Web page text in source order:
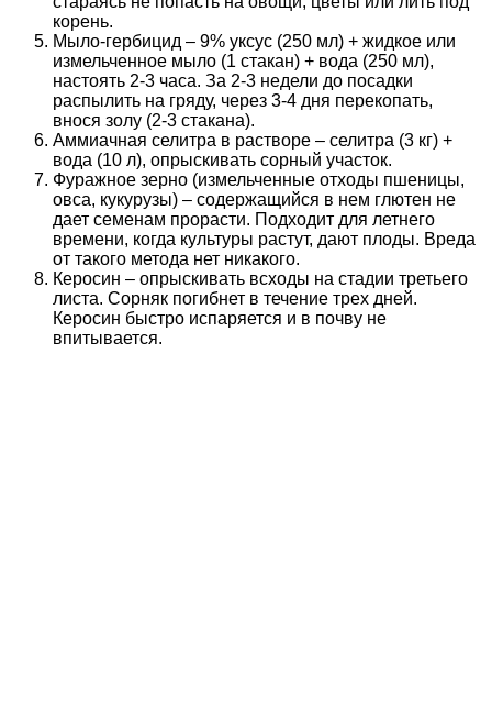
корень.
Мыло-гербицид – 9% уксус (250 мл) + жидкое или
измельченное мыло (1 стакан) + вода (250 мл),
настоять 2-3 часа. За 2-3 недели до посадки
распылить на гряду, через 3-4 дня перекопать,
внося золу (2-3 стакана).
Аммиачная селитра в растворе – селитра (3 кг) +
вода (10 л), опрыскивать сорный участок.
Фуражное зерно (измельченные отходы пшеницы,
овса, кукурузы) – содержащийся в нем глютен не
дает семенам прорасти. Подходит для летнего
времени, когда культуры растут, дают плоды. Вреда
от такого метода нет никакого.
Керосин – опрыскивать всходы на стадии третьего
листа. Сорняк погибнет в течение трех дней.
Керосин быстро испаряется и в почву не
впитывается.